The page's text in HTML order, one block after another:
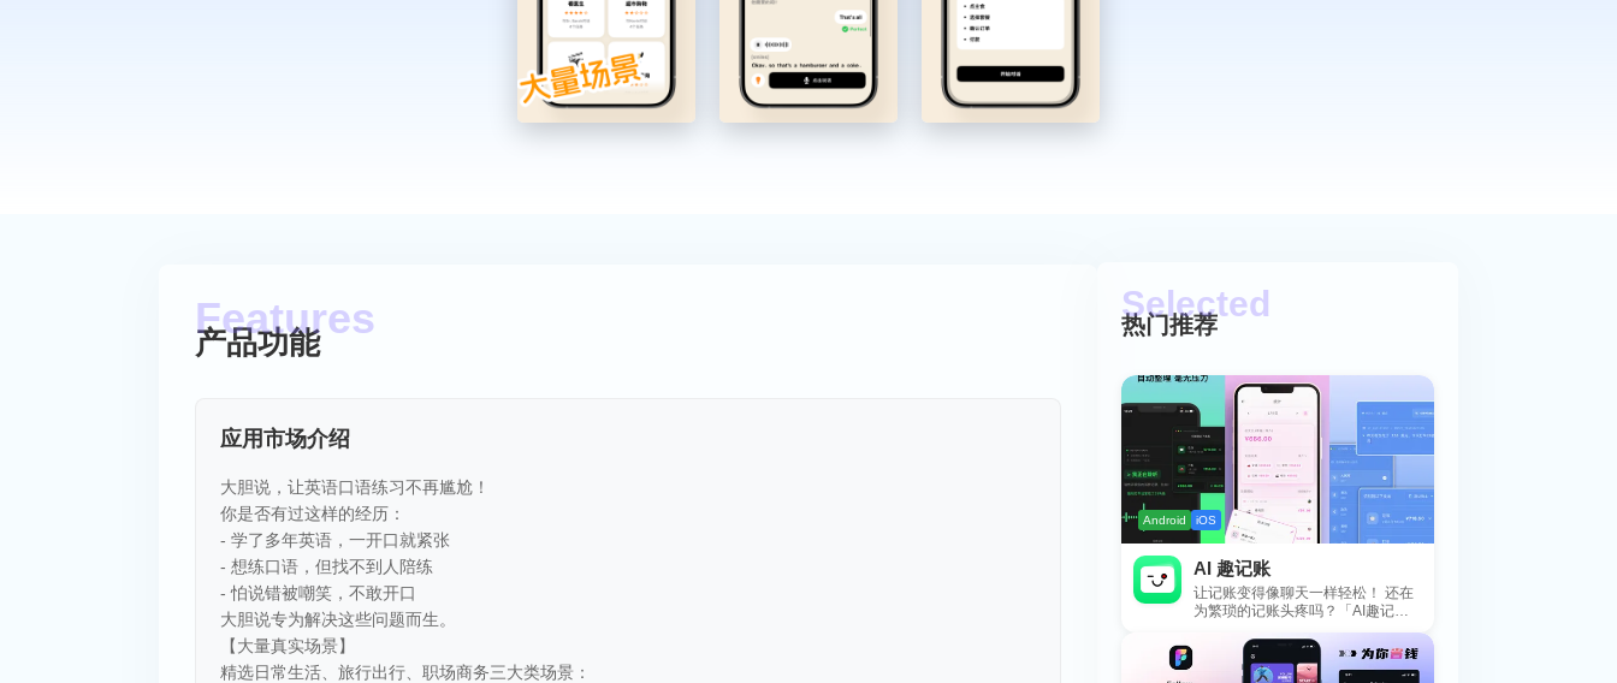
产品功能
应用市场介绍
大胆说，让英语口语练习不再尴尬！
你是否有过这样的经历：
- 学了多年英语，一开口就紧张
- 想练口语，但找不到人陪练
- 怕说错被嘲笑，不敢开口
大胆说专为解决这些问题而生。
【大量真实场景】
精选日常生活、旅行出行、职场商务三大类场景：
热门推荐
Android iOS
AI 趣记账
让记账变得像聊天一样轻松！ 还在
为繁琐的记账头疼吗？「AI趣记
账」来拯救你啦！这款智能记账工
具专为懒...